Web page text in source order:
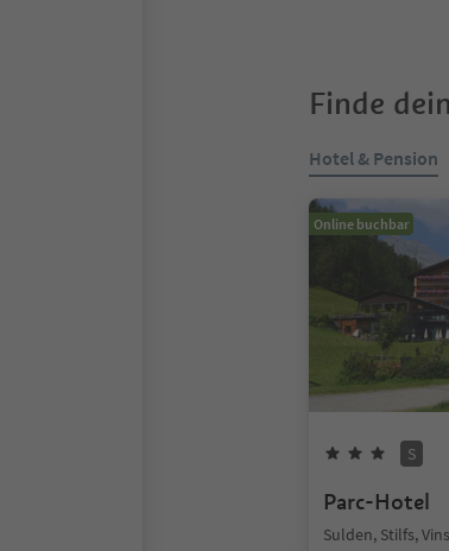
Finde
Hotel & Pension
Online buchbar
S
Parc-Hotel
Sulden, Stilfs,